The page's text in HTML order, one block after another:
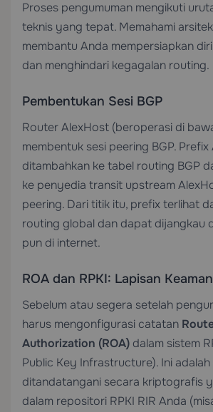
Proses pengumuman mengikuti
teknis yang tepat. Memahami
membantu Anda mempersiapkan
dan menghindari kegagalan routing.
Pembentukan Sesi BGP
Router AlexHost (beroperasi di
membentuk sesi peering BGP. Prefix
ditambahkan ke tabel routing BGP
ke penyedia transit upstream
peering. Dari titik itu, prefix terlihat
routing global dan dapat dijangkau
pun di internet.
ROA dan RPKI: Lapisan
Sebelum atau segera setelah
harus mengonfigurasi catatan
Authorization (ROA) dalam sistem
Public Key Infrastructure). Ini
ditandatangani secara kriptografis
dalam repositori RPKI RIR Anda